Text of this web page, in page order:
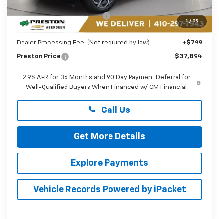
1 / 25
Price reduction below MSRP: -$5,000
You Save $5,000
Dealer Processing Fee: (Not required by law) +$799
Preston Price $37,894
2.9% APR for 36 Months and 90 Day Payment Deferral for
Well-Qualified Buyers When Financed w/ GM Financial
Call Us
Get More Details
Explore Payments
Vehicle Records Powered by iPacket